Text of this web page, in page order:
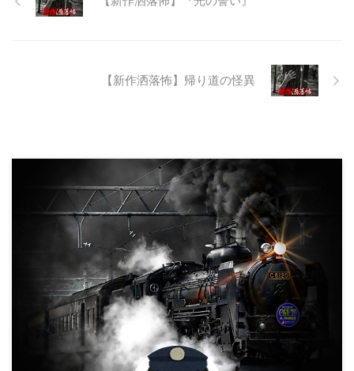
しい。 そこに残ったのは無責任
【新作洒落怖】帰り道の怪異